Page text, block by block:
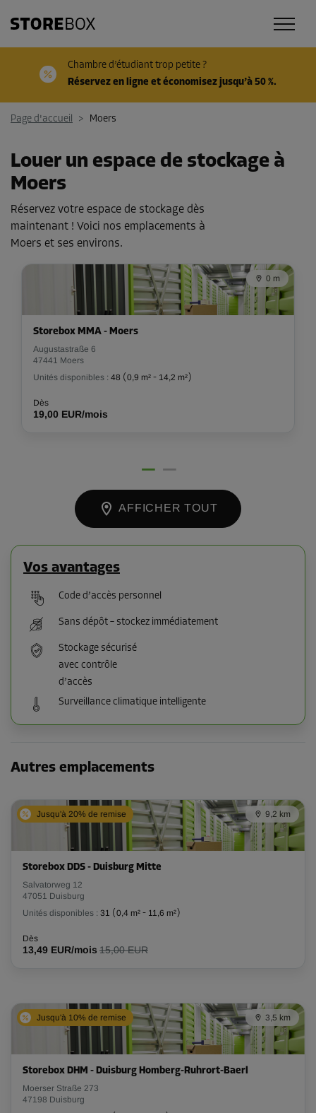
Chambre d’étudiant trop petite ?
Réservez en ligne et économisez jusqu’à 50 %.
Page d'accueil > Moers
Louer un espace de stockage à
Moers
Réservez votre espace de stockage dès
maintenant ! Voici nos emplacements à
Moers et ses environs.
0 m
Storebox MMA - Moers
Augustastraße 6
47441 Moers
Unités disponibles : 48 (0,9 m² - 14,2 m²)
Dès
19,00 EUR/mois
AFFICHER TOUT
Vos avantages
Code d’accès personnel
Sans dépôt – stockez immédiatement
Stockage sécurisé
avec contrôle
d’accès
Surveillance climatique intelligente
Autres emplacements
Jusqu'à 20% de remise 9,2 km
Storebox DDS - Duisburg Mitte
Salvatorweg 12
47051 Duisburg
Unités disponibles : 31 (0,4 m² - 11,6 m²)
Dès
13,49 EUR/mois 15,00 EUR
Jusqu'à 10% de remise 3,5 km
Storebox DHM - Duisburg Homberg-Ruhrort-Baerl
Moerser Straße 273
47198 Duisburg